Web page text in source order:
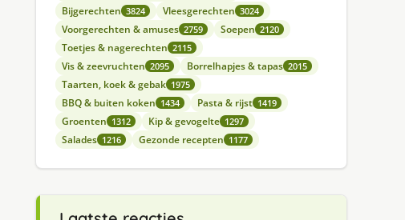
Bijgerechten 3824 Vleesgerechten 3024
Voorgerechten & amuses 2759 Soepen 2120
Toetjes & nagerechten 2115
Vis & zeevruchten 2095 Borrelhapjes & tapas 2015
Taarten, koek & gebak 1975
BBQ & buiten koken 1434 Pasta & rijst 1419
Groenten 1312 Kip & gevogelte 1297
Salades 1216 Gezonde recepten 1177